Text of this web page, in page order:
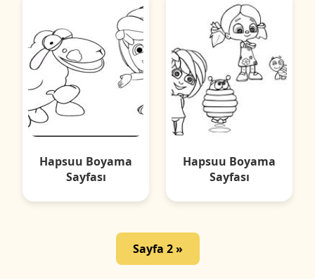
Hapsuu Boyama
Sayfası
Hapsuu Boyama
Sayfası
Sayfa 2 »